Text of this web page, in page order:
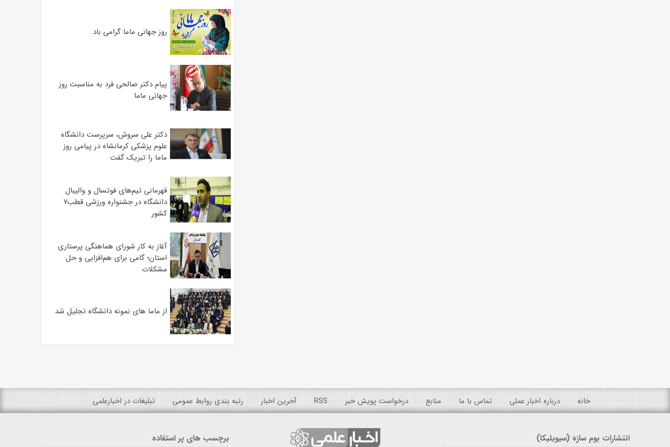
روز جهانی ماما گرامی باد
پیام دکتر صالحی فرد به مناسبت روز
جهانی ماما
دکتر علی سروش، سرپرست دانشگاه
علوم پزشکی کرمانشاه در پیامی روز
ماما را تبریک گفت
قهرمانی تیم‌های فوتسال و والیبال
دانشگاه در جشنواره ورزشی قطب۷
کشور
آغاز به کار شورای هماهنگی پرستاری
استان؛ گامی برای هم‌افزایی و حل
مشکلات
از ماما های نمونه دانشگاه تجلیل شد
خانه درباره اخبار عملی تماس با ما منابع درخواست پویش خبر RSS آخرین اخبار رتبه بندی روابط عمومی تبلیغات در اخبارعلمی
انتشارات بوم سازه (سیویلیکا) برچسب های پر استفاده